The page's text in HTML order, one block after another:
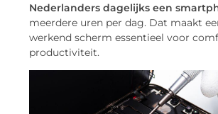
Nederlanders dagelijks een
meerdere uren per dag. Dat maakt
werkend scherm essentieel voor
productiviteit.